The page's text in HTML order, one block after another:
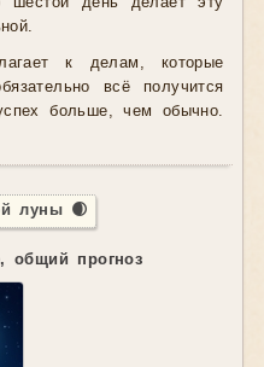
к делам, которые
всё получится
больше, чем обычно.
луны 🌒
общий прогноз